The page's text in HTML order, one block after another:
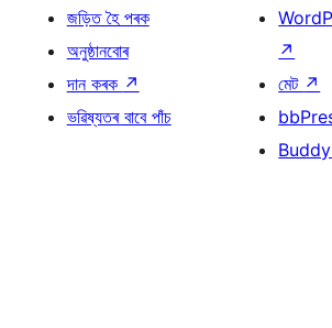
জড়িত হৈ পৰক
অনুষ্ঠানবোৰ
দান কৰক ↗
ভৱিষ্যতৰ বাবে পাঁচ
↗
মেট ↗